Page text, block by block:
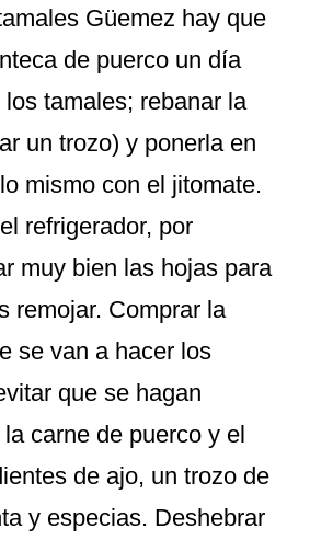
Güemez hay que
de puerco un día
tamales; rebanar la
un trozo) y ponerla en
mismo con el jitomate.
refrigerador, por
muy bien las hojas para
remojar. Comprar la
se van a hacer los
que se hagan
carne de puerco y el
de ajo, un trozo de
y especias. Deshebrar